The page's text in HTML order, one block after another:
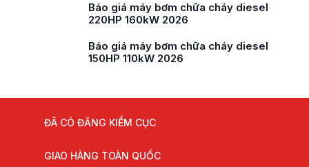
Máy bơm chữa cháy cho trường học
Báo giá máy bơm chữa cháy diesel
180HP 132kW 2026
ĐÃ CÓ ĐĂNG KIỂM CỤC
GIAO HÀNG TOÀN QUỐC